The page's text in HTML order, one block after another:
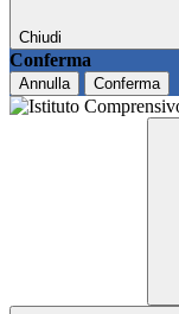
Chiudi
Conferma
Annulla Conferma